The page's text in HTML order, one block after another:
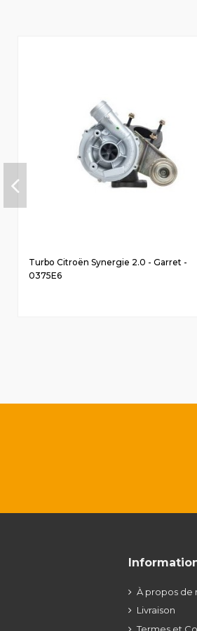
Turbo Citroën Synergie 2.0 - Garret -
0375E6
À propos de
Livraison